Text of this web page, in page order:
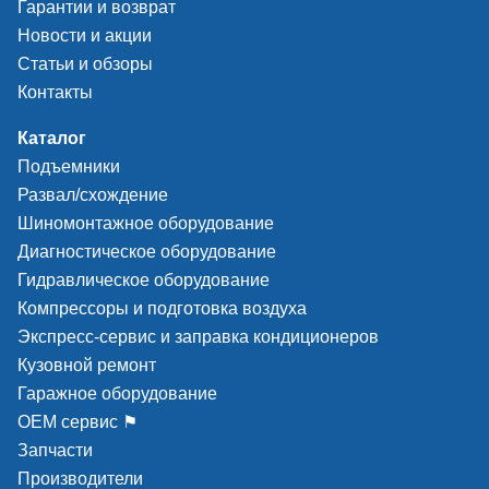
система накачки. Манометр закреплен на колонне.
Управление педалью. Можно поправить шину на
диске при накачке.
Встроенный лимитатор давления автоматические
останавливает накачивание шины при достижении
Комплектация
Гарантии и возврат
Новости и акции
Статьи и обзоры
Контакты
Каталог
Подъемники
Развал/схождение
Шиномонтажное оборудование
Диагностическое оборудование
Гидравлическое оборудование
Компрессоры и подготовка воздуха
Экспресс-сервис и заправка кондиционеров
Кузовной ремонт
Гаражное оборудование
ОЕМ сервис ⚑
Запчасти
Производители